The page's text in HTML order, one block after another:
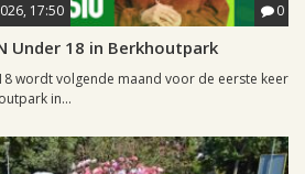
17:50 0
Under 18 in Berkhoutpark
wordt volgende maand voor de eerste keer
in...